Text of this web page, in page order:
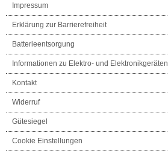
Impressum
Erklärung zur Barrierefreiheit
Batterieentsorgung
Informationen zu Elektro- und Elektronikgeräten
Kontakt
Widerruf
Gütesiegel
Cookie Einstellungen